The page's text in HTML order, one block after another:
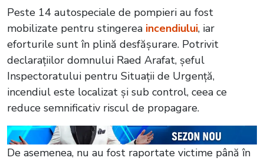
Peste 14 autospeciale de pompieri au fost
mobilizate pentru stingerea incendiului, iar
eforturile sunt în plină desfășurare. Potrivit
declarațiilor domnului Raed Arafat, șeful
Inspectoratului pentru Situații de Urgență,
incendiul este localizat și sub control, ceea ce
reduce semnificativ riscul de propagare.
De asemenea, nu au fost raportate victime până în